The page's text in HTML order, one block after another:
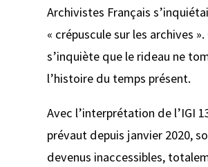
Archivistes Français
« crépuscule sur les archives ».
s’inquiète que le rideau ne
l’histoire du temps présent.
Avec l’interprétation de l’IGI
prévaut depuis janvier 2020,
devenus inaccessibles,